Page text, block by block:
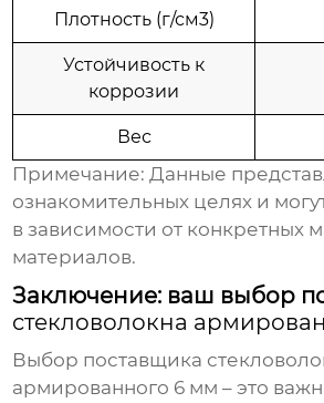
Плотность (г/см3)
Устойчивость к
коррозии
Вес
Примечание: Данные
ознакомительных целях и
в зависимости от конкретных
материалов.
Заключение: ваш выбор
стекловолокна
Выбор поставщика
армированного 6 мм – это